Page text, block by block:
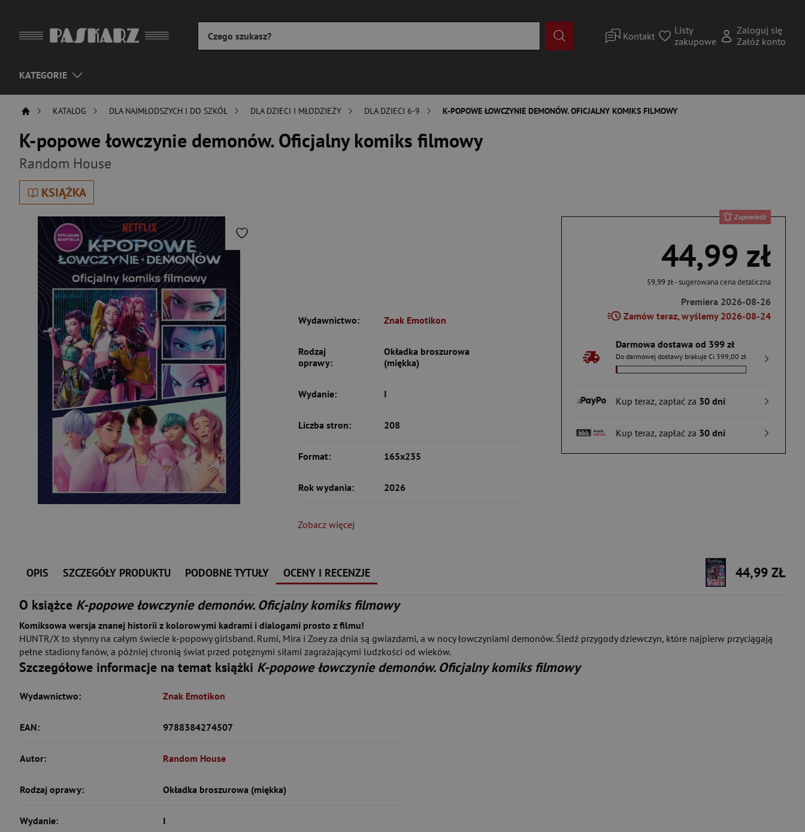
Kontakt
Listy
zakupowe
Zaloguj się
Załóż konto
KATEGORIE
KATALOG DLA NAJMŁODSZYCH I DO SZKÓŁ DLA DZIECI I MŁODZIEŻY DLA DZIECI 6-9 K-POPOWE ŁOWCZYNIE DEMONÓW. OFICJALNY KOMIKS FILMOWY
K-popowe łowczynie demonów. Oficjalny komiks filmowy
Random House
KSIĄŻKA
Zapowiedź
44,99 zł
59,99 zł- sugerowana cena detaliczna
Premiera 2026-08-26
Zamów teraz, wyślemy 2026-08-24
Darmowa dostawa od 399 zł
Do darmowej dostawy brakuje Ci 399,00 zł
Kup teraz, zapłać za 30 dni
Kup teraz, zapłać za 30 dni
Wydawnictwo: Znak Emotikon
Rodzaj
oprawy:
Okładka broszurowa
(miękka)
Wydanie: I
Liczba stron: 208
Format: 165x235
Rok wydania: 2026
Zobacz więcej
OPIS SZCZEGÓŁY PRODUKTU PODOBNE TYTUŁY OCENY I RECENZJE
44,99 ZŁ
O książce K-popowe łowczynie demonów. Oficjalny komiks filmowy
Komiksowa wersja znanej historii z kolorowymi kadrami i dialogami prosto z filmu!
HUNTR/X to słynny na całym świecie k-popowy girlsband. Rumi, Mira i Zoey za dnia są gwiazdami, a w nocy łowczyniami demonów. Śledź przygody dziewczyn, które najpierw przyciągają
pełne stadiony fanów, a później chronią świat przed potężnymi siłami zagrażającymi ludzkości od wieków.
Szczegółowe informacje na temat książki K-popowe łowczynie demonów. Oficjalny komiks filmowy
Wydawnictwo: Znak Emotikon
EAN: 9788384274507
Autor: Random House
Rodzaj oprawy: Okładka broszurowa (miękka)
Wydanie: I